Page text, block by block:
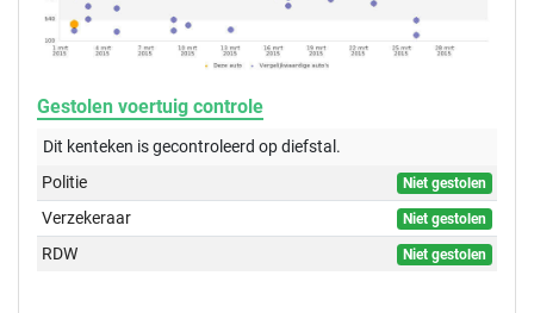
Gestolen voertuig controle
Dit kenteken is gecontroleerd opdiefstal.
Politie
Niet gestolen
Verzekeraar Niet gestolen
RDW Niet gestolen